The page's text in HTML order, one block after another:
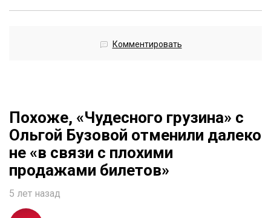
Комментировать
Похоже, «Чудесного грузина» с
Ольгой Бузовой отменили далеко
не «в связи с плохими
продажами билетов»
5 лет назад